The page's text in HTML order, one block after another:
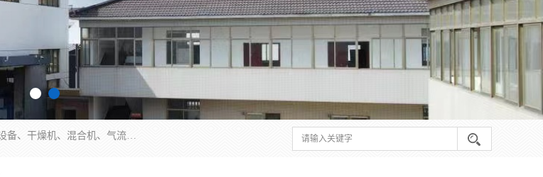
常州市圣祥干燥设备有限公司以生产干燥设备为主导产品，提供：干燥设备、干燥机、混合机、气流干燥机、烘箱、热风循环烘箱、沸腾干燥机、烘干机、喷雾干燥机等产品的生产、制造与销售服务。